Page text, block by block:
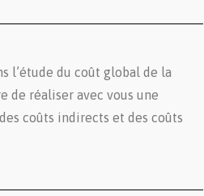
l’étude du coût global de la
de réaliser avec vous une
coûts indirects et des coûts